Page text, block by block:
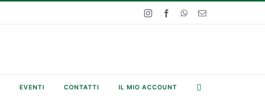
InstagramFacebookWhatsApp
Email
EVENTI CONTATTI IL MIO ACCOUNT